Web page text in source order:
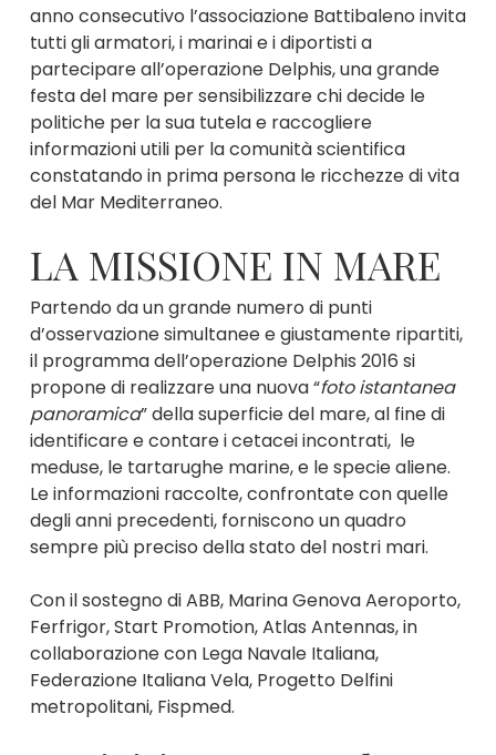
anno consecutivo l’associazione Battibaleno invita
tutti gli armatori, i marinai e i diportisti a
partecipare all’operazione Delphis, una grande
festa del mare per sensibilizzare chi decide le
politiche per la sua tutela e raccogliere
informazioni utili per la comunità scientifica
constatando in prima persona le ricchezze di vita
del Mar Mediterraneo.
LA MISSIONE IN MARE
Partendo da un grande numero di punti
d’osservazione simultanee e giustamente ripartiti,
il programma dell’operazione Delphis 2016 si
propone di realizzare una nuova “foto istantanea
panoramica” della superficie del mare, al fine di
identificare e contare i cetacei incontrati, le
meduse, le tartarughe marine, e le specie aliene.
Le informazioni raccolte, confrontate con quelle
degli anni precedenti, forniscono un quadro
sempre più preciso della stato del nostri mari.
Con il sostegno di ABB, MarinaGenova Aeroporto,
Ferfrigor, Start Promotion, Atlas Antennas, in
collaborazione con Lega Navale Italiana,
Federazione Italiana Vela, Progetto Delfini
metropolitani, Fispmed.